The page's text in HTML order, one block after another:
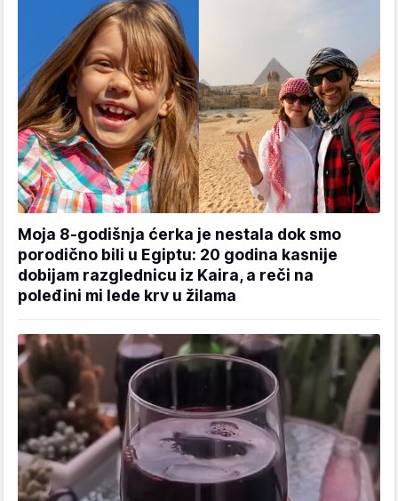
Moja 8-godišnja ćerka je nestala dok smo
porodično bili u Egiptu: 20 godina kasnije
dobijam razglednicu iz Kaira, a reči na
poleđini mi lede krv u žilama